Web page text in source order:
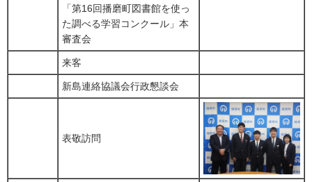
「第16回播磨町図書館を使っ
た調べる学習コンクール」本
審査会
来客
新島連絡協議会行政懇談会
表敬訪問